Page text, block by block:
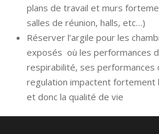
plans de travail et murs
salles de réunion, halls, etc…)
Réserver l’argile pour les
exposés où les performances
respirabilité, ses
regulation impactent fortement
et donc la qualité de vie